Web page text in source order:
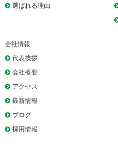
選ばれる理由
会社情報
代表挨拶
会社概要
アクセス
最新情報
ブログ
採用情報